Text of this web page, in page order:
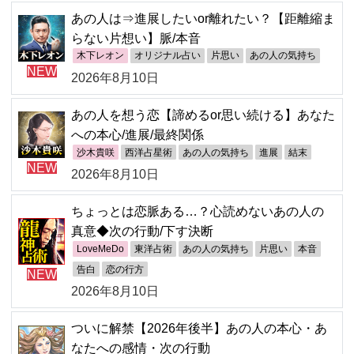
NEW
あの人は⇒進展したいor離れたい？【距離縮ま
らない片想い】脈/本音
木下レオン オリジナル占い 片思い あの人の気持ち
2026年8月10日
NEW
あの人を想う恋【諦めるor思い続ける】あなた
への本心/進展/最終関係
沙木貴咲 西洋占星術 あの人の気持ち 進展 結末
2026年8月10日
NEW
ちょっとは恋脈ある…？心読めないあの人の
真意◆次の行動/下す決断
LoveMeDo 東洋占術 あの人の気持ち 片思い 本音
告白 恋の行方
2026年8月10日
ついに解禁【2026年後半】あの人の本心・あ
なたへの感情・次の行動